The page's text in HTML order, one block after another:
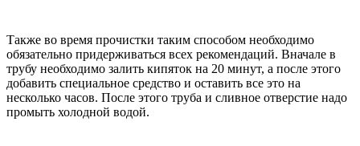
Также во время прочистки таким способом необходимо
обязательно придерживаться всех рекомендаций. Вначале в
трубу необходимо залить кипяток на 20 минут, а после этого
добавить специальное средство и оставить все это на
несколько часов. После этого труба и сливное отверстие надо
промыть холодной водой.